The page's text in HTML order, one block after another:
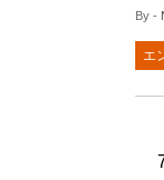
By -
エ